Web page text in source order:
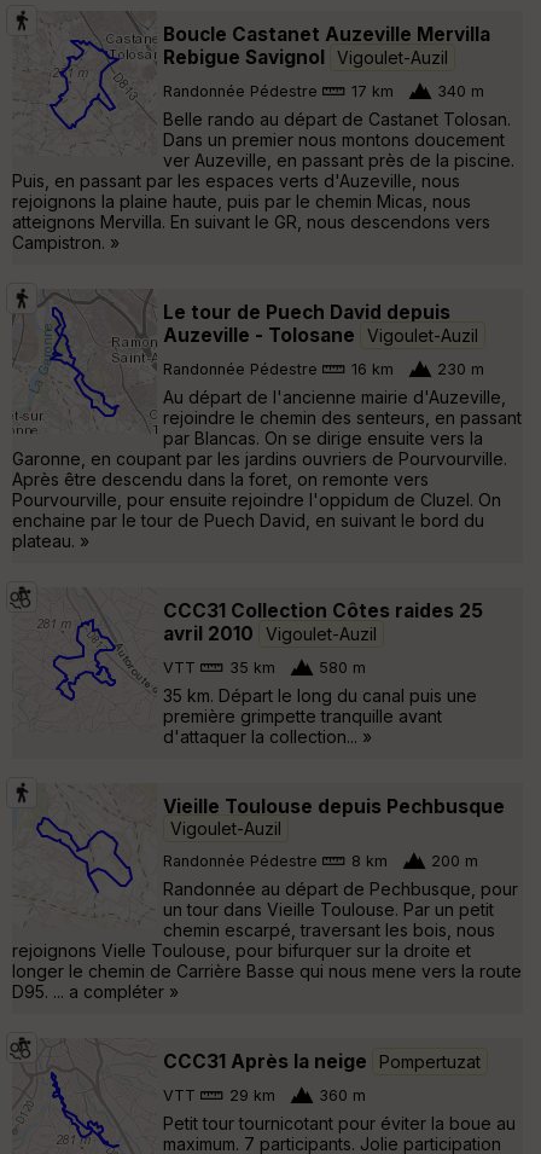
Boucle Castanet Auzeville Mervilla
Rebigue Savignol
Vigoulet-Auzil
Randonnée Pédestre 17 km 340 m
Belle rando au départ de Castanet Tolosan.
Dans un premier nous montons doucement
ver Auzeville, en passant près de la piscine.
Puis, en passant par les espaces verts d'Auzeville, nous
rejoignons la plaine haute, puis par le chemin Micas, nous
atteignons Mervilla. En suivant le GR, nous descendons vers
Campistron. »
Le tour de Puech David depuis
Auzeville - Tolosane
Vigoulet-Auzil
Randonnée Pédestre 16 km 230 m
Au départ de l'ancienne mairie d'Auzeville,
rejoindre le chemin des senteurs, en passant
par Blancas. On se dirige ensuite vers la
Garonne, en coupant par les jardins ouvriers de Pourvourville.
Après être descendu dans la foret, on remonte vers
Pourvourville, pour ensuite rejoindre l'oppidum de Cluzel. On
enchaine par le tour de Puech David, en suivant le bord du
plateau. »
CCC31 Collection Côtes raides 25
avril 2010
Vigoulet-Auzil
VTT 35 km 580 m
35 km. Départ le long du canal puis une
première grimpette tranquille avant
d'attaquer la collection... »
Vieille Toulouse depuis Pechbusque
Vigoulet-Auzil
Randonnée Pédestre 8 km 200 m
Randonnée au départ de Pechbusque, pour
un tour dans Vieille Toulouse. Par un petit
chemin escarpé, traversant les bois, nous
rejoignons Vielle Toulouse, pour bifurquer sur la droite et
longer le chemin de Carrière Basse qui nous mene vers la route
D95. ... a compléter »
CCC31 Après la neige Pompertuzat
VTT 29 km 360 m
Petit tour tournicotant pour éviter la boue au
maximum. 7 participants. Jolie participation